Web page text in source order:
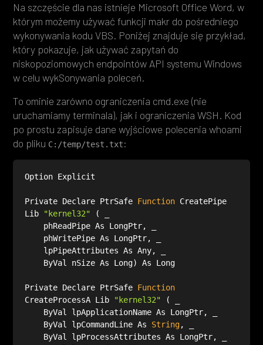
Na szczęście dla nas istnieje Microsoft Office Word, w
którym możemy używać funkcji makr do pośredniego
wykonywania kodu VBS. Poniżej znajduje się przykład,
który pokazuje, jak używać zapytań do
niskopoziomowych endpointów API systemu Windows
w celu wykSonywania poleceń.
To ominie zarówno ograniczenia cmd.exe (nie
uruchamiamy terminala), jak i ograniczenia WSH. Kod
po prostu zapisuje dane wyjściowe polecenia whoami
do pliku C:/temp/test.txt:
Private Declare PtrSafe Function CreatePipe
Lib
"kernel32"
    ByVal nSize As Long) As Long
Private Declare PtrSafe Function
CreateProcessA Lib
"kernel32"
    ByVal lpCommandLine As
String